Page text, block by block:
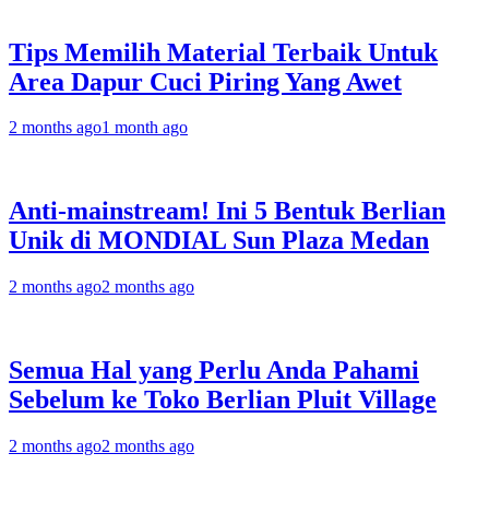
Tips Memilih Material Terbaik Untuk
Area Dapur Cuci Piring Yang Awet
2 months ago1 month ago
Anti-mainstream! Ini 5 Bentuk Berlian
Unik di MONDIAL Sun Plaza Medan
2 months ago2 months ago
Semua Hal yang Perlu Anda Pahami
Sebelum ke Toko Berlian Pluit Village
2 months ago2 months ago